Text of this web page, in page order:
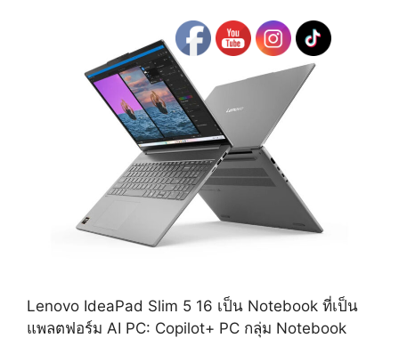
Lenovo IdeaPad Slim 5 16 เป็น Notebook ที่เป็น
แพลตฟอร์ม AI PC: Copilot+ PC กลุ่ม Notebook